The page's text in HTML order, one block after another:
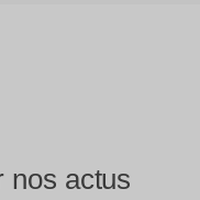
nos actus